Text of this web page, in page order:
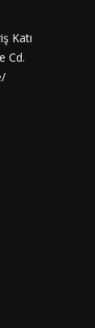
Katı
Cd.